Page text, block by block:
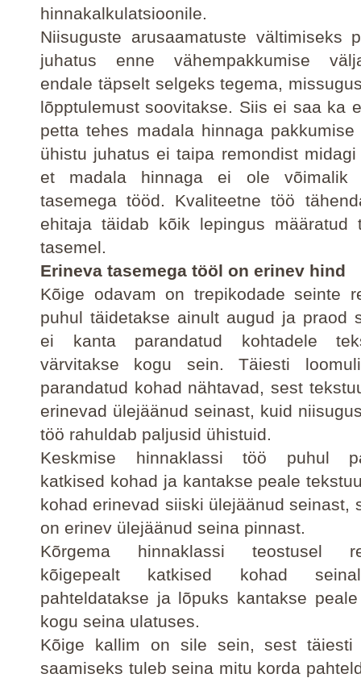
hinnakalkulatsioonile.
Niisuguste arusaamatuste vältimiseks
juhatus enne vähempakkumise
endale täpselt selgeks tegema,
lõpptulemust soovitakse. Siis ei saa ka
petta tehes madala hinnaga
ühistu juhatus ei taipa remondist
et madala hinnaga ei ole võimalik
tasemega tööd. Kvaliteetne töö
ehitaja täidab kõik lepingus määratud
tasemel.
Erineva tasemega tööl on erinev hind
Kõige odavam on trepikodade seinte
puhul täidetakse ainult augud ja praod
ei kanta parandatud kohtadele
värvitakse kogu sein. Täiesti
parandatud kohad nähtavad, sest
erinevad ülejäänud seinast, kuid
töö rahuldab paljusid ühistuid.
Keskmise hinnaklassi töö puhul
katkised kohad ja kantakse peale
kohad erinevad siiski ülejäänud seinast,
on erinev ülejäänud seina pinnast.
Kõrgema hinnaklassi teostusel
kõigepealt katkised kohad
pahteldatakse ja lõpuks kantakse
kogu seina ulatuses.
Kõige kallim on sile sein, sest täiesti
saamiseks tuleb seina mitu korda